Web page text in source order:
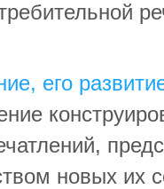
его
новых их